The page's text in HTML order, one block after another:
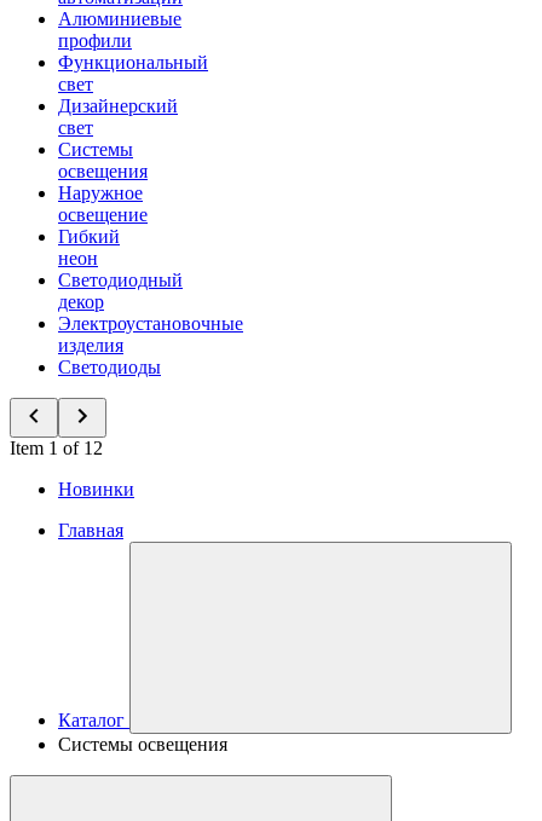
Алюминиевые
профили
Функциональный
свет
Дизайнерский
свет
Системы
освещения
Наружное
освещение
Гибкий
неон
Светодиодный
декор
Электроустановочные
изделия
Светодиоды
Item 1 of 12
Новинки
Главная
Каталог
Системы освещения